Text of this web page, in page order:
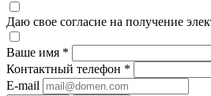
Даю свое согласие на получение
Ваше имя *
Контактный телефон *
E-mail